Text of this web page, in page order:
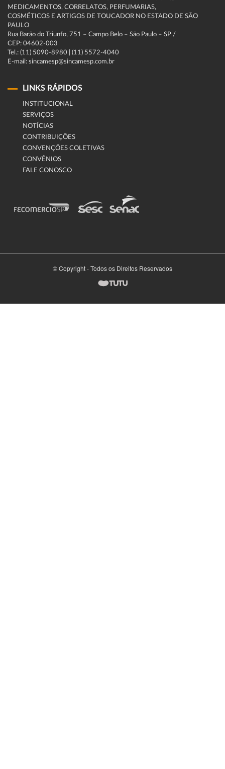
MEDICAMENTOS, CORRELATOS, PERFUMARIAS,
COSMÉTICOS E ARTIGOS DE TOUCADOR NO ESTADO DE SÃO
PAULO
Rua Barão do Triunfo, 751 – Campo Belo – São Paulo – SP /
CEP: 04602-003
Tel.: (11) 5090-8980 | (11) 5572-4040
E-mail: sincamesp@sincamesp.com.br
LINKS RÁPIDOS
INSTITUCIONAL
SERVIÇOS
NOTÍCIAS
CONTRIBUIÇÕES
CONVENÇÕES COLETIVAS
CONVÊNIOS
FALE CONOSCO
© Copyright - Todos os Direitos Reservados